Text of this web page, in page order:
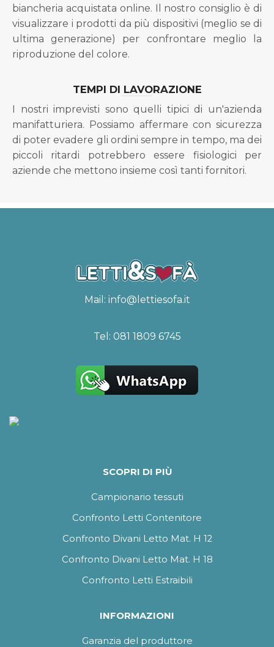
biancheria acquistata online. Il nostro consiglio è di
visualizzare i prodotti da più dispositivi (meglio se di
ultima generazione) per confrontare meglio la
riproduzione del colore.
TEMPI DI LAVORAZIONE
I nostri imprevisti sono quelli tipici di un'azienda
manifatturiera. Possiamo affermare con sicurezza
di poter evadere gli ordini sempre in tempo, ma dei
piccoli ritardi potrebbero essere fisiologici per
aziende che mettono insieme così tanti fornitori.
Mail: info@lettiesofa.it
Tel: 081 1809 6745
SCOPRI DI PIÙ
Campionario tessuti
Confronto Letti Contenitore
Confronto Divani Letto Mat. H 12
Confronto Divani Letto Mat. H 18
Confronto Letti Estraibili
INFORMAZIONI
Garanzia del produttore